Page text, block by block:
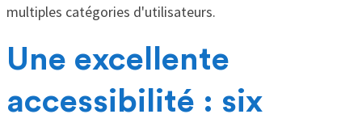
multiples catégories d'utilisateurs.
Une excellente
accessibilité : six